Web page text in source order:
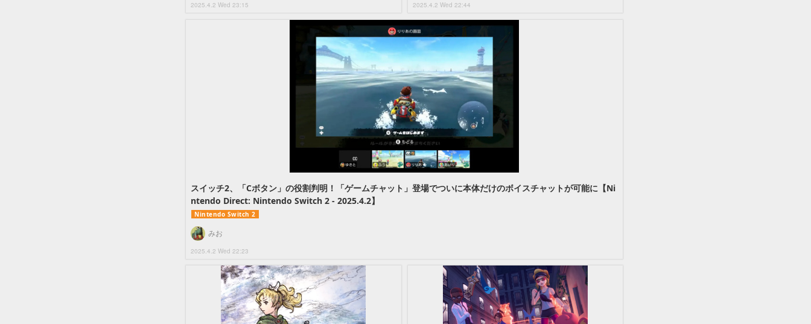
2025.4.2 Wed 23:15 2025.4.2 Wed 22:44
スイッチ2、「Cボタン」の役割判明！「ゲームチャット」登場でついに本体だけのボイスチャットが可能に【Ni
ntendo Direct: Nintendo Switch 2 - 2025.4.2】
Nintendo Switch 2
2025.4.2 Wed 22:23
みお